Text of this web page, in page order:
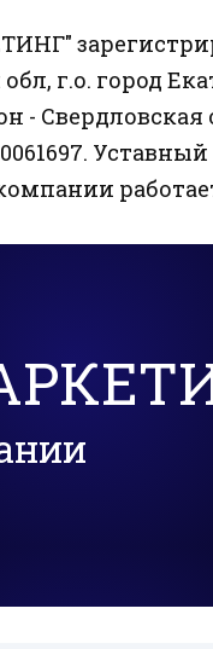
обл, г.о. город
-